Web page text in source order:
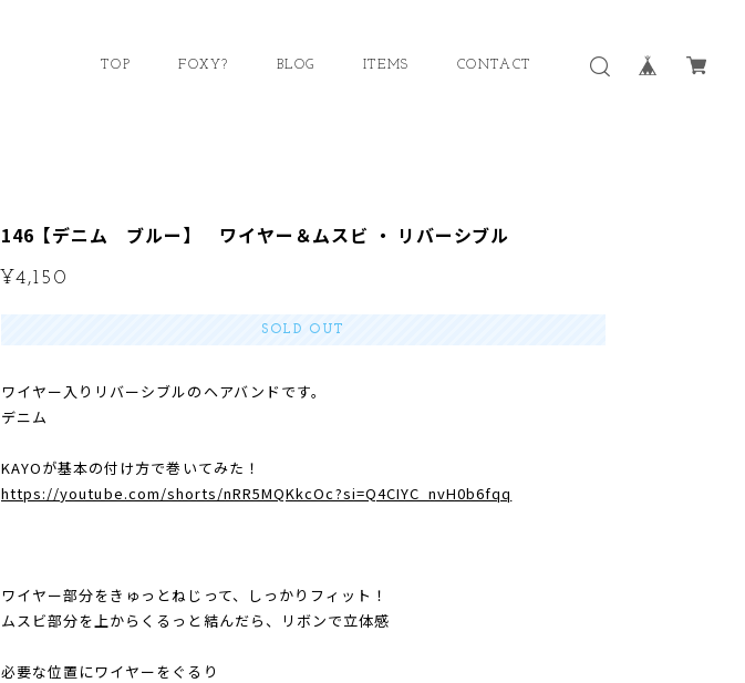
TOP FOXY? BLOG ITEMS CONTACT
146【デニム ブルー】 ワイヤー＆ムスビ ・ リバーシブル
¥4,150
SOLD OUT
ワイヤー入りリバーシブルのヘアバンドです。
デニム
KAYOが基本の付け方で巻いてみた！
https://youtube.com/shorts/nRR5MQKkcOc?si=Q4CIYC_nvH0b6fqq
ワイヤー部分をきゅっとねじって、しっかりフィット！
ムスビ部分を上からくるっと結んだら、リボンで立体感
必要な位置にワイヤーをぐるり